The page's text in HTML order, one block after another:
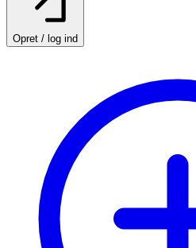
Opret / log ind